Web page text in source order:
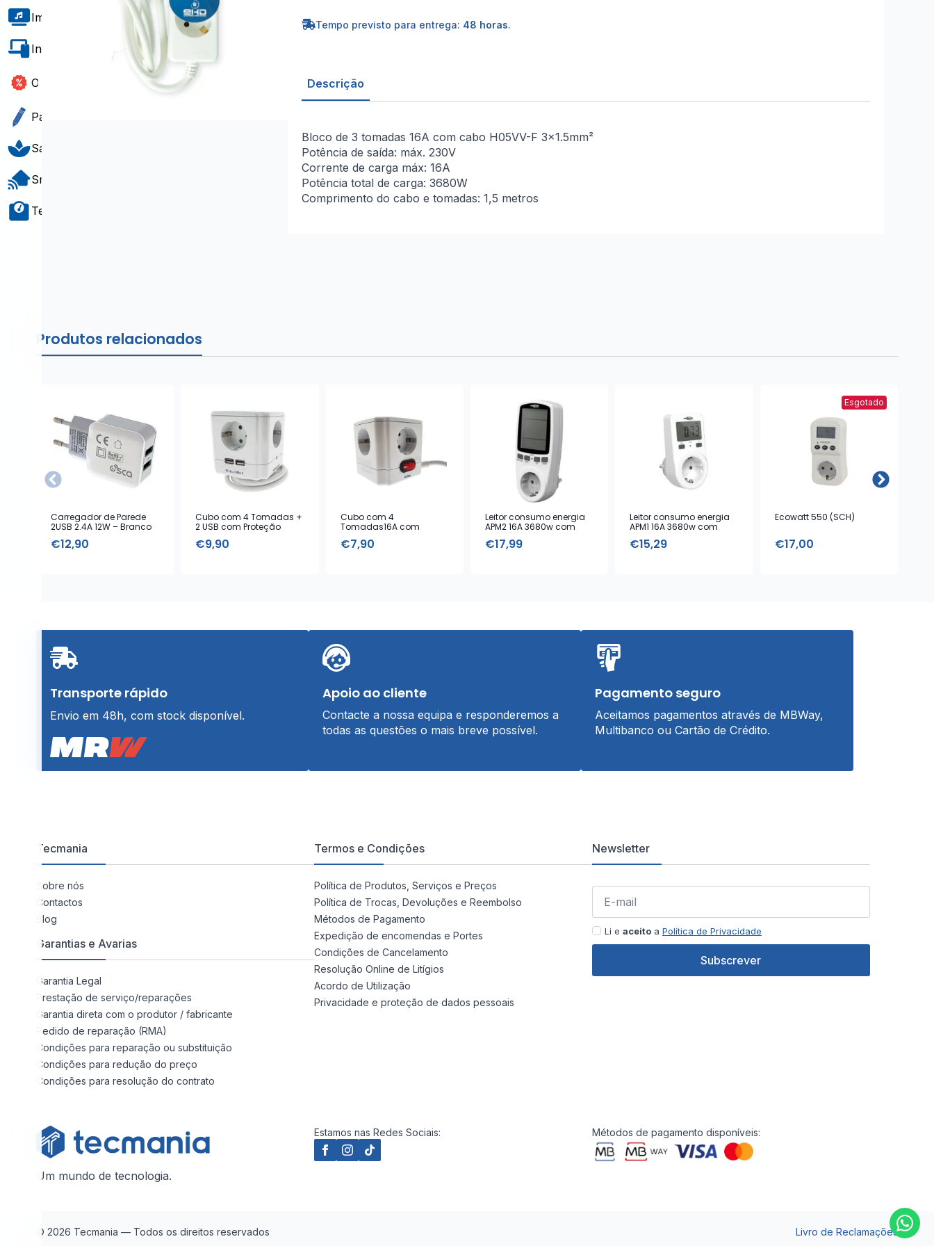
3x16A
Tempo previsto para entrega: 48 horas.
Descrição
Bloco de 3 tomadas 16A com cabo H05VV-F 3×1.5mm²
Potência de saída: máx. 230V
Corrente de carga máx: 16A
Potência total de carga: 3680W
Comprimento do cabo e tomadas: 1,5 metros
Produtos relacionados
Carregador de Parede
2USB 2.4A 12W – Branco
€12,90
Cubo com 4 Tomadas +
2 USB com Proteção
€9,90
Cubo com 4
Tomadas16A com
€7,90
Leitor consumo energia
APM2 16A 3680w com
€17,99
Leitor consumo energia
APM1 16A 3680w com
€15,29
Esgotado
Ecowatt 550 (SCH)
€17,00
Transporte rápido
Envio em 48h, com stock disponível.
Apoio ao cliente
Contacte a nossa equipa e responderemos a
todas as questões o mais breve possível.
Pagamento seguro
Aceitamos pagamentos através de MBWay,
Multibanco ou Cartão de Crédito.
Tecmania
Sobre nós
Contactos
Blog
Garantias e Avarias
Garantia Legal
Prestação de serviço/reparações
Garantia direta com o produtor / fabricante
Pedido de reparação (RMA)
Condições para reparação ou substituição
Condições para redução do preço
Condições para resolução do contrato
Termos e Condições
Política de Produtos, Serviços e Preços
Política de Trocas, Devoluções e Reembolso
Métodos de Pagamento
Expedição de encomendas e Portes
Condições de Cancelamento
Resolução Online de Litígios
Acordo de Utilização
Privacidade e proteção de dados pessoais
Newsletter
Li e aceitoa Política de Privacidade
Subscrever
Um mundo de tecnologia.
Estamos nas Redes Sociais: Métodos de pagamento disponíveis:
© 2026 Tecmania — Todos os direitos reservados Livro de Reclamações